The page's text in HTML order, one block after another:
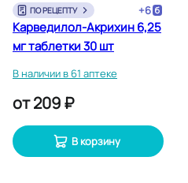
ПО РЕЦЕПТУ +6
Карведилол-Акрихин 6,25
мг таблетки 30 шт
В наличии в 61 аптеке
от209 ₽
В корзину